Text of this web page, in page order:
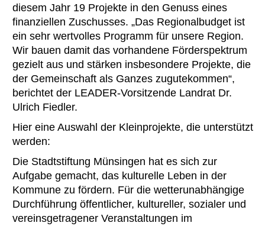
diesem Jahr 19 Projekte in den Genuss eines
finanziellen Zuschusses. „Das Regionalbudget ist
ein sehr wertvolles Programm für unsere Region.
Wir bauen damit das vorhandene Förderspektrum
gezielt aus und stärken insbesondere Projekte, die
der Gemeinschaft als Ganzes zugutekommen“,
berichtet der LEADER-Vorsitzende Landrat Dr.
Ulrich Fiedler.
Hier eine Auswahl der Kleinprojekte, die unterstützt
werden:
Die Stadtstiftung Münsingen hat es sich zur
Aufgabe gemacht, das kulturelle Leben in der
Kommune zu fördern. Für die wetterunabhängige
Durchführung öffentlicher, kultureller, sozialer und
vereinsgetragener Veranstaltungen im